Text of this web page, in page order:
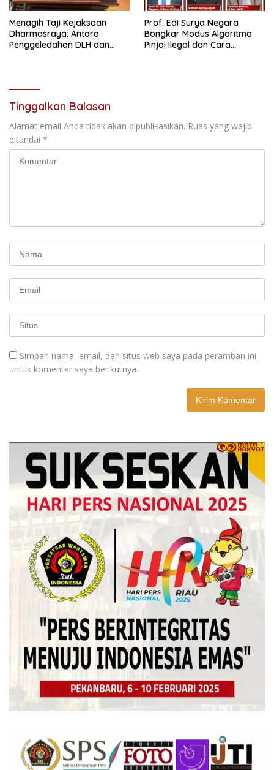
Menagih Taji Kejaksaan
Dharmasraya: Antara
Penggeledahan DLH dan
Prof. Edi Surya Negara
Bongkar Modus Algoritma
Pinjol Ilegal dan Cara
Tinggalkan Balasan
Alamat email Anda tidak akan dipublikasikan. Ruas yang wajib
ditandai *
Simpan nama, email, dan situs web saya pada peramban ini
untuk komentar saya berikutnya.